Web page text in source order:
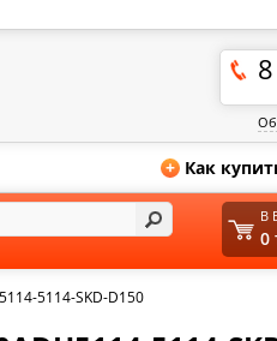
+ Как
5114-SKD-D150
В
0